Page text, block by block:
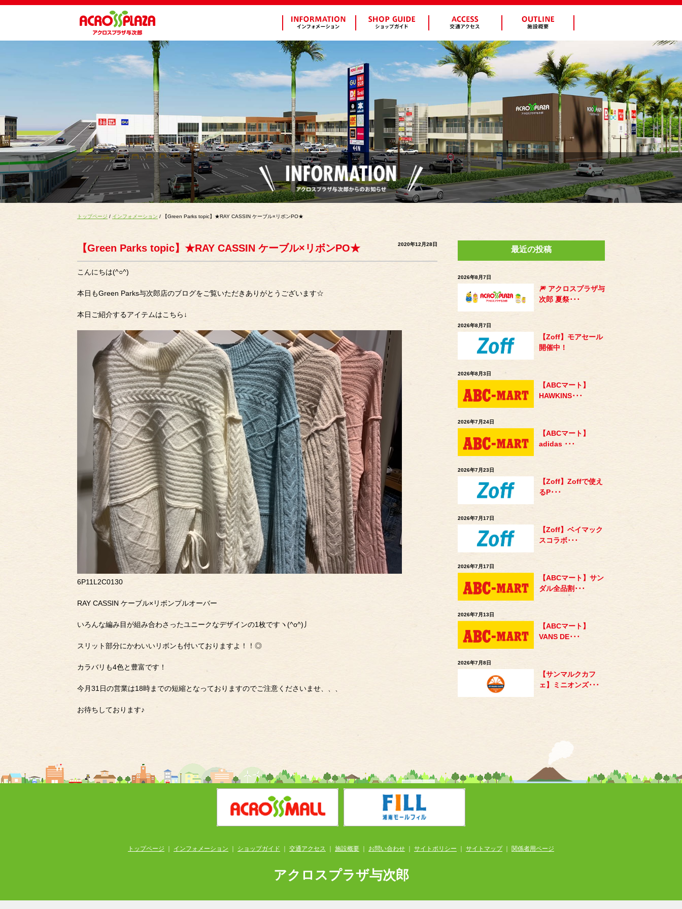
トップページ / インフォメーション / 【Green Parks topic】★RAY CASSIN ケーブル×リボンPO★
2020年12月28日
【Green Parks topic】★RAY CASSIN ケーブル×リボンPO★
こんにちは(^○^)
本日もGreen Parks与次郎店のブログをご覧いただきありがとうございます☆
本日ご紹介するアイテムはこちら↓
6P11L2C0130
RAY CASSIN ケーブル×リボンプルオーバー
いろんな編み目が組み合わさったユニークなデザインの1枚ですヽ(^o^)丿
スリット部分にかわいいリボンも付いておりますよ！！◎
カラバリも4色と豊富です！
今月31日の営業は18時までの短縮となっておりますのでご注意くださいませ、、、
お待ちしております♪
最近の投稿
2026年8月7日
🎆 アクロスプラザ与
次郎 夏祭･･･
2026年8月7日
【Zoff】モアセール
開催中！
2026年8月3日
【ABCマート】
HAWKINS･･･
2026年7月24日
【ABCマート】
adidas ･･･
2026年7月23日
【Zoff】Zoffで使え
るP･･･
2026年7月17日
【Zoff】ベイマック
スコラボ･･･
2026年7月17日
【ABCマート】サン
ダル全品割･･･
2026年7月13日
【ABCマート】
VANS DE･･･
2026年7月8日
【サンマルクカフ
ェ】ミニオンズ･･･
トップページ インフォメーション ショップガイド 交通アクセス 施設概要 お問い合わせ サイトポリシー サイトマップ｜ 関係者用ページ
アクロスプラザ与次郎